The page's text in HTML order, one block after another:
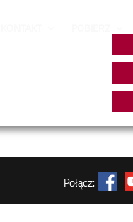
Połącz: